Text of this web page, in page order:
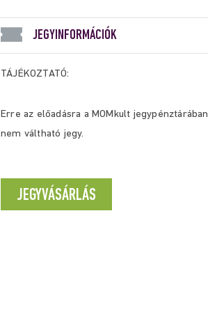
JEGYINFORMÁCIÓK
TÁJÉKOZTATÓ:
Erre az előadásra a MOMkult jegypénztárában
nem váltható jegy.
JEGYVÁSÁRLÁS